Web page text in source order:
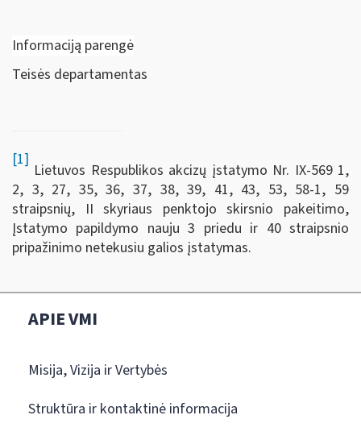
Informaciją parengė
Teisės departamentas
[1]
Lietuvos Respublikos akcizų įstatymo Nr. IX-569 1,
2, 3, 27, 35, 36, 37, 38, 39, 41, 43, 53, 58-1, 59
straipsnių, II skyriaus penktojo skirsnio pakeitimo,
Įstatymo papildymo nauju 3 priedu ir 40 straipsnio
pripažinimo netekusiu galios įstatymas.
APIE VMI
Misija, Vizija ir Vertybės
Struktūra ir kontaktinė informacija